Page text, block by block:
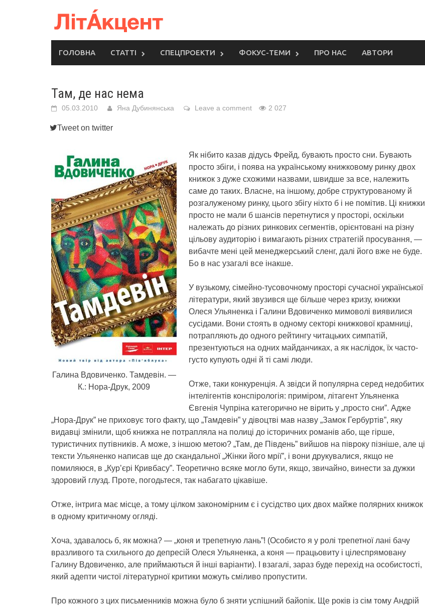
ГОЛОВНА СТАТТІ СПЕЦПРОЕКТИ ФОКУС-ТЕМИ ПРО НАС АВТОРИ
Там, де нас нема
05.03.2010 Яна Дубинянська Leave a comment 2 027
Tweet on twitter
Галина Вдовиченко. Тамдевін. —
К.: Нора-Друк, 2009
Як нібито казав дідусь Фрейд, бувають просто сни. Бувають
просто збіги, і поява на українському книжковому ринку двох
книжок з дуже схожими назвами, швидше за все, належить
саме до таких. Власне, на іншому, добре структурованому й
розгалуженому ринку, цього збігу ніхто б і не помітив. Ці книжки
просто не мали б шансів перетнутися у просторі, оскільки
належать до різних ринкових сегментів, орієнтовані на різну
цільову аудиторію і вимагають різних стратегій просування, —
вибачте мені цей менеджерський сленг, далі його вже не буде.
Бо в нас узагалі все інакше.
У вузькому, сімейно-тусовочному просторі сучасної української
літератури, який звузився ще більше через кризу, книжки
Олеся Ульяненка і Галини Вдовиченко мимоволі виявилися
сусідами. Вони стоять в одному секторі книжкової крамниці,
потрапляють до одного рейтингу читацьких симпатій,
презентуються на одних майданчиках, а як наслідок, їх часто-
густо купують одні й ті самі люди.
Отже, таки конкуренція. А звідси й популярна серед недобитих
інтелігентів конспірологія: приміром, літагент Ульяненка
Євгенія Чупріна категорично не вірить у „просто сни”. Адже
„Нора-Друк” не приховує того факту, що „Тамдевін” у дівоцтві мав назву „Замок Гербуртів”, яку
видавці змінили, щоб книжка не потрапляла на полиці до історичних романів або, ще гірше,
туристичних путівників. А може, з іншою метою? „Там, де Південь” вийшов на півроку пізніше, але ці
тексти Ульяненко написав ще до скандальної „Жінки його мрії”, і вони друкувалися, якщо не
помиляюся, в „Кур’єрі Кривбасу”. Теоретично всяке могло бути, якщо, звичайно, винести за дужки
здоровий глузд. Проте, погодьтеся, так набагато цікавіше.
Отже, інтрига має місце, а тому цілком закономірним є і сусідство цих двох майже полярних книжок
в одному критичному огляді.
Хоча, здавалось б, як можна? — „коня и трепетную лань”! (Особисто я у ролі трепетної лані бачу
вразливого та схильного до депресій Олеся Ульяненка, а коня — працьовиту і цілеспрямовану
Галину Вдовиченко, але приймаються й інші варіанти). І взагалі, зараз буде перехід на особистості,
який адепти чистої літературної критики можуть сміливо пропустити.
Про кожного з цих письменників можна було б зняти успішний байопік. Ще років із сім тому Андрій